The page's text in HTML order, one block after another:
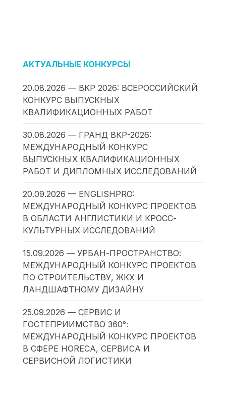
АКТУАЛЬНЫЕ КОНКУРСЫ
20.08.2026 — ВКР 2026: ВСЕРОССИЙСКИЙ
КОНКУРС ВЫПУСКНЫХ
КВАЛИФИКАЦИОННЫХ РАБОТ
30.08.2026 — ГРАНД ВКР-2026:
МЕЖДУНАРОДНЫЙ КОНКУРС
ВЫПУСКНЫХ КВАЛИФИКАЦИОННЫХ
РАБОТ И ДИПЛОМНЫХ ИССЛЕДОВАНИЙ
20.09.2026 — ENGLISHPRO:
МЕЖДУНАРОДНЫЙ КОНКУРС ПРОЕКТОВ
В ОБЛАСТИ АНГЛИСТИКИ И КРОСС-
КУЛЬТУРНЫХ ИССЛЕДОВАНИЙ
15.09.2026 — УРБАН-ПРОСТРАНСТВО:
МЕЖДУНАРОДНЫЙ КОНКУРС ПРОЕКТОВ
ПО СТРОИТЕЛЬСТВУ, ЖКХ И
ЛАНДШАФТНОМУ ДИЗАЙНУ
25.09.2026 — СЕРВИС И
ГОСТЕПРИИМСТВО 360°:
МЕЖДУНАРОДНЫЙ КОНКУРС ПРОЕКТОВ
В СФЕРЕ HORECA, СЕРВИСА И
СЕРВИСНОЙ ЛОГИСТИКИ